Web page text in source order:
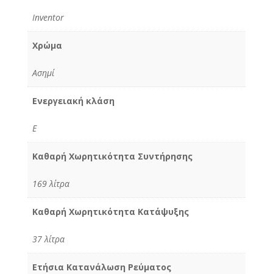
Inventor
Χρώμα
Ασημί
Ενεργειακή κλάση
E
Καθαρή Χωρητικότητα Συντήρησης
169 λίτρα
Καθαρή Χωρητικότητα Κατάψυξης
37 λίτρα
Ετήσια Κατανάλωση Ρεύµατος